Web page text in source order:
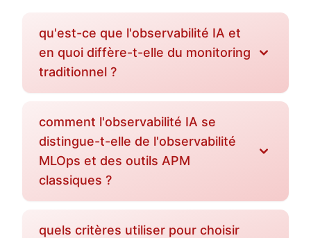
qu'est-ce que l'observabilité IA et
en quoi diffère-t-elle du monitoring
traditionnel ?
comment l'observabilité IA se
distingue-t-elle de l'observabilité
MLOps et des outils APM
classiques ?
quels critères utiliser pour choisir